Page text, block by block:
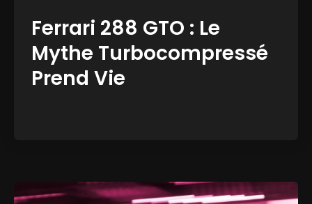
Ferrari 288 GTO : Le
Mythe Turbocompressé
Prend Vie